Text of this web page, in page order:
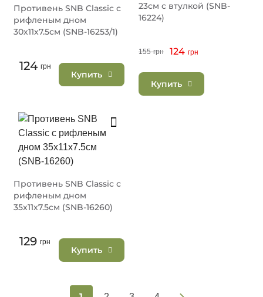
Противень SNB Classic с
рифленым дном
30х11х7.5см (SNB-16253/1)
124 грн
Купить
23см с втулкой (SNB-
16224)
155 грн 124 грн
Купить
Противень SNB Classic с
рифленым дном
35х11х7.5см (SNB-16260)
129 грн
Купить